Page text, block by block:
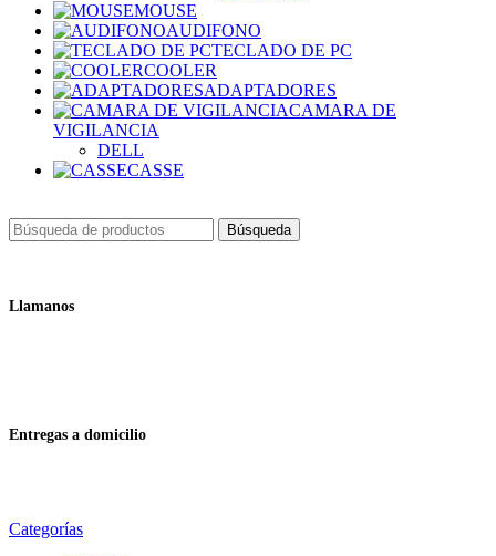
MOUSE
AUDIFONO
TECLADO DE PC
COOLER
ADAPTADORES
CAMARA DE
VIGILANCIA
DELL
CASSE
Búsqueda
Llamanos
Entregas a domicilio
Categorías